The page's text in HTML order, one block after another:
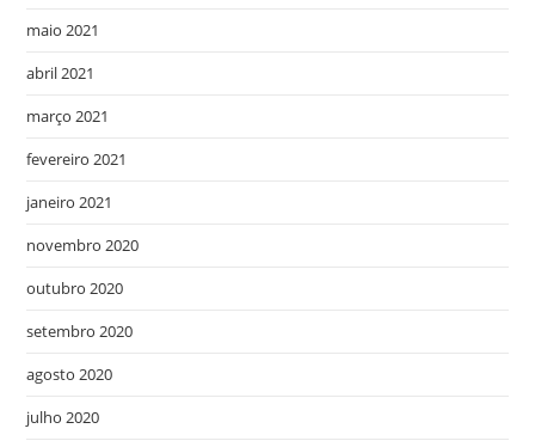
maio 2021
abril 2021
março 2021
fevereiro 2021
janeiro 2021
novembro 2020
outubro 2020
setembro 2020
agosto 2020
julho 2020